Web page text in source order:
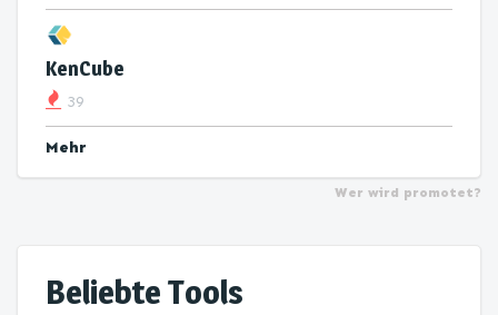
KenCube
39
Mehr
Wer wird promotet?
Beliebte Tools